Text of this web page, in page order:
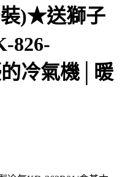
裝)★送獅子
826-
冷氣機│暖